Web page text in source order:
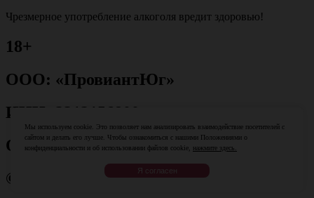
Чрезмерное употребление алкоголя вредит здоровью!
18+
ООО: «ПровиантЮг»
ИНН: 2312156800
ОГРН: 1082312013079
© 2025. Магазины "Ваш Сомелье"
Мы используем cookie. Это позволяет нам анализировать взаимодействие посетителей с
сайтом и делать его лучше. Чтобы ознакомиться с нашими Положениями о
конфиденциальности и об использовании файлов cookie, нажмите здесь.
Я согласен